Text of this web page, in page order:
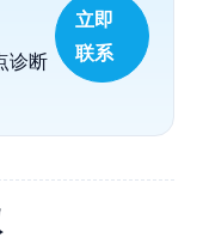
诊断
立即
联系